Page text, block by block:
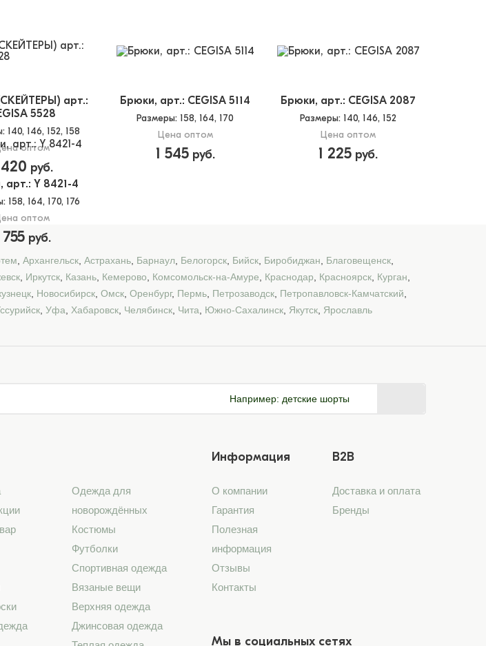
арт.:
5528
: 140, 146, 152, 158
оптом
420 руб.
Брюки, арт.: CEGISA 5114
Размеры: 158, 164, 170
Цена оптом
1 545руб.
Брюки, арт.: CEGISA 2087
Размеры: 140, 146, 152
Цена оптом
1 225 руб.
арт.: Y 8421-4
: 158, 164, 170, 176
оптом
755руб.
Архангельск Астрахань Барнаул Белогорск Бийск Биробиджан Благовещенск
Иркутск Казань Кемерово Комсомольск-на-Амуре Краснодар Красноярск Курган
Новосибирск Омск Оренбург, Пермь Петрозаводск Петропавловск-Камчатский
Уфа Хабаровск Челябинск Чита Южно-Сахалинск Якутск Ярославль
Например: детские шорты
Одежда для
новорождённых
Костюмы
Футболки
Спортивная одежда
Вязаные вещи
Верхняя одежда
Джинсовая одежда
Информация
О компании
Гарантия
Полезная
информация
Отзывы
Контакты
B2B
Доставка и оплата
Бренды
Мы в социальных сетях